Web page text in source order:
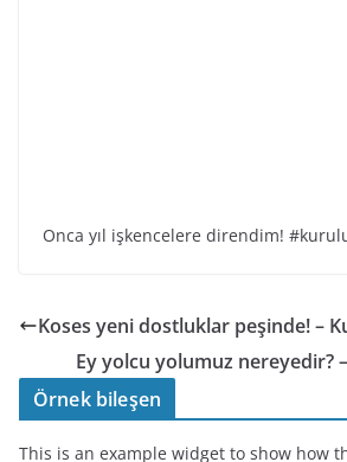
Onca yıl işkencelere direndim!
Koses yeni dostluklar peşinde! –
Ey yolcu yolumuz nereyedir?
Örnek bileşen
This is an example widget to show how